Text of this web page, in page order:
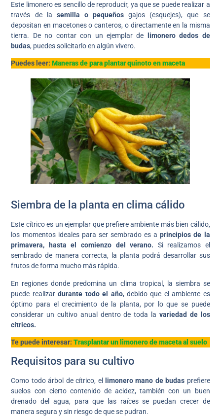
Este limonero es sencillo de reproducir, ya que se puede realizar a
través de la semilla o pequeños gajos (esquejes), que se
depositan en macetones o canteros, o directamente en la misma
tierra. De no contar con un ejemplar de
limonero dedos de
budas, puedes solicitarlo en algún vivero.
Puedes leer:Maneras de para plantar quinoto en maceta
Siembra de la planta en clima cálido
Este cítrico es un ejemplar que prefiere ambiente más bien cálido,
los momentos ideales para ser sembrado es aprincipios de la
primavera, hasta el comienzo del verano. Si realizamos el
sembrado de manera correcta, la planta podrá desarrollar sus
frutos de forma mucho más rápida.
En regiones donde predomina un clima tropical, la siembra se
puede realizardurante todo el año, debido que el ambiente es
óptimo para el crecimiento de la planta, por lo que se puede
considerar un cultivo anual dentro de toda la variedad de los
cítricos.
Te puede interesar:Trasplantar un limonero de maceta al suelo
Requisitos para su cultivo
Como todo árbol de cítrico, el limonero mano de budas prefiere
suelos con cierto contenido de acidez, también con un buen
drenado del agua, para que las raíces se puedan crecer de
manera segura y sin riesgo de que se pudran.